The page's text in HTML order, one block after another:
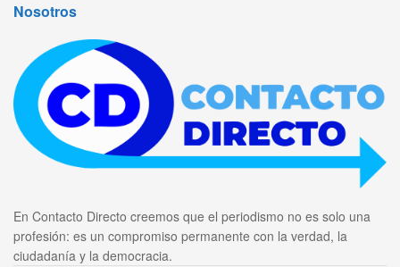
Nosotros
En Contacto Directo creemos que el periodismo no es solo una
profesión: es un compromiso permanente con la verdad, la
ciudadanía y la democracia.